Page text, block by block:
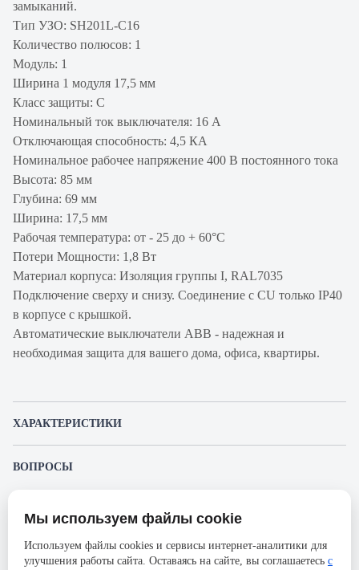
замыканий.
Тип УЗО: SH201L-C16
Количество полюсов: 1
Модуль: 1
Ширина 1 модуля 17,5 мм
Класс защиты: C
Номинальный ток выключателя: 16 А
Отключающая способность: 4,5 КА
Номинальное рабочее напряжение 400 В постоянного тока
Высота: 85 мм
Глубина: 69 мм
Ширина: 17,5 мм
Рабочая температура: от - 25 до + 60°С
Потери Мощности: 1,8 Вт
Материал корпуса: Изоляция группы I, RAL7035
Подключение сверху и снизу. Соединение с CU только IP40
в корпусе с крышкой.
Автоматические выключатели ABB - надежная и
необходимая защита для вашего дома, офиса, квартиры.
ХАРАКТЕРИСТИКИ
Производитель
Серия
SH200L
ВОПРОСЫ
Пожалуйста, авторизуйтесь, чтобы иметь
Представленные изображения и характеристики могут отличаться от реального
без предварительного уведомления. Компания АйДистрибьют не несёт
ответственности в случае не соответствия текущей модели товаров фотографиям,
Мы используем файлы cookie
Используем файлы cookies и сервисы интернет-аналитики для
улучшения работы сайта. Оставаясь на сайте, вы соглашаетесь с